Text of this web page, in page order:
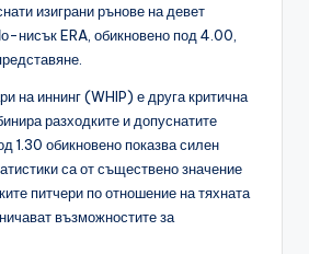
изиграни рънове на девет
нисък ERA, обикновено под 4.00,
на иннинг (WHIP) е друга критична
разходките и допуснатите
1.30 обикновено показва силен
са от съществено значение
питчери по отношение на тяхната
възможностите за